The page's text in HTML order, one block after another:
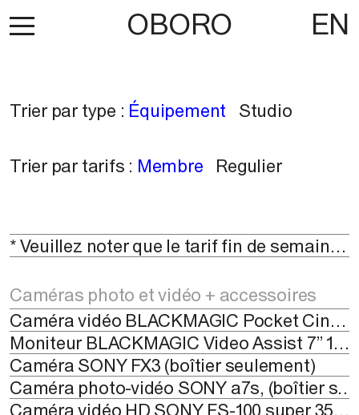
OBORO EN
Trier par type : Équipement Studio
Trier par tarifs : Membre Regulier
* Veuillez noter que le tarif fin de semaine est appliqué entre le vendredi à 14 h jusqu'au mardi à midi.
Caméras photo et vidéo + accessoires
Caméra vidéo BLACKMAGIC Pocket Cinema 6k PRO avec objectif ATX-I AF 11-16mm f2.8
Moniteur BLACKMAGIC Video Assist 7” 12G HDR + disque SSD 1 To
Caméra SONY FX3 (boîtier seulement)
Caméra photo-vidéo SONY a7s, (boîtier seulement)
Caméra vidéo HD SONY FS-100 super 35mm+carte 128 Go